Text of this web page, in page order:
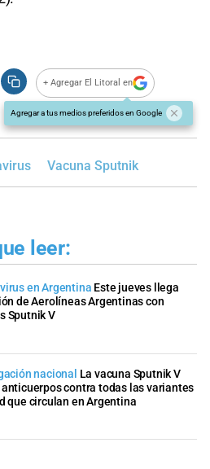
+ Agregar El Litoral en
Agregar a tus medios preferidos en Google
Vacuna Sputnik
leer:
en Argentina Este jueves llega
de Aerolíneas Argentinas con
Sputnik V
nacional La vacuna Sputnik V
contra todas las variantes
que circulan en Argentina